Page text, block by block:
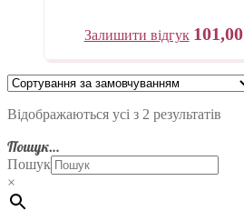
Залишити відгук 101,00
Відображаються усі з 2 результатів
Пошук…
Пошук
×